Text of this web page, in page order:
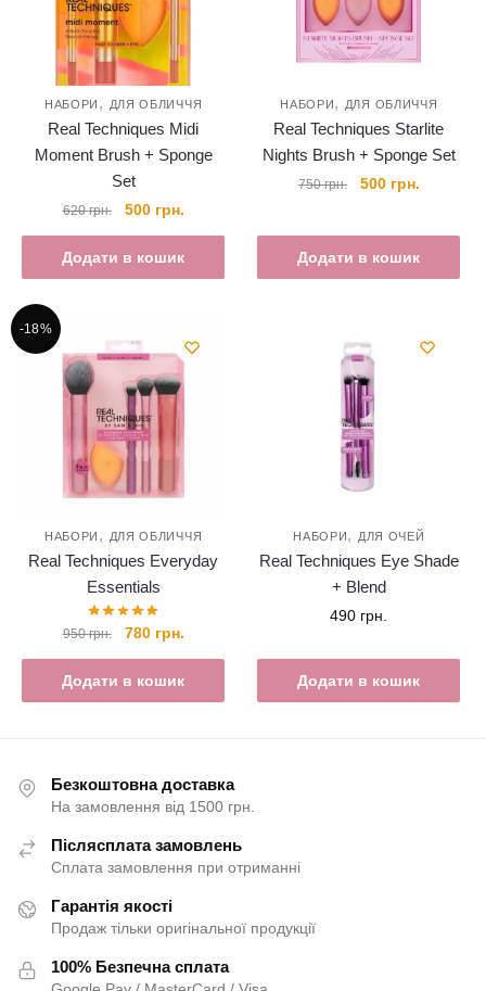
НАБОРИ , ДЛЯ ОБЛИЧЧЯ
Real Techniques Midi
Moment Brush + Sponge
Set
620грн.
Оригінальна
ціна:
620 грн..
500 грн.
ціна:
500 грн..
Додати в кошик
НАБОРИ, ДЛЯ ОБЛИЧЧЯ
Real Techniques Starlite
Nights Brush + Sponge Set
750грн.
Оригінальна
500 грн.
Додати в кошик
-18%
НАБОРИ , ДЛЯ ОБЛИЧЧЯ
Real Techniques Everyday
Essentials
950грн.
Оригінальна
ціна:
950 грн..
780 грн.
ціна:
780 грн..
Додати в кошик
НАБОРИ, ДЛЯ ОЧЕЙ
Real Techniques Eye Shade
+ Blend
490 грн.
Додати в кошик
Безкоштовна доставка
На замовлення від 1500 грн.
Післясплата замовлень
Сплата замовлення при отриманні
Гарантія якості
Продаж тільки оригінальної продукції
100% Безпечна сплата